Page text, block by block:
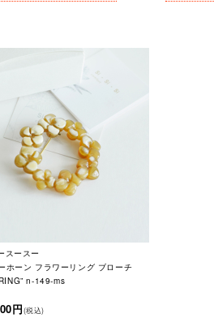
スースー
ホーン フラワーリング ブローチ
n-149-ms
円(税込)